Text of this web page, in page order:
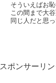
そういえばお
この間まで大
同じ人だと思
スポンサーリン